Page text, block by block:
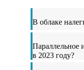
В облаке
Параллельное
в 2023 году?